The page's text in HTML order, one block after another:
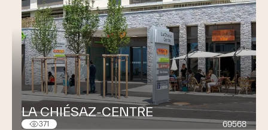
LA CHIÉSAZ-CENTRE
371 69568